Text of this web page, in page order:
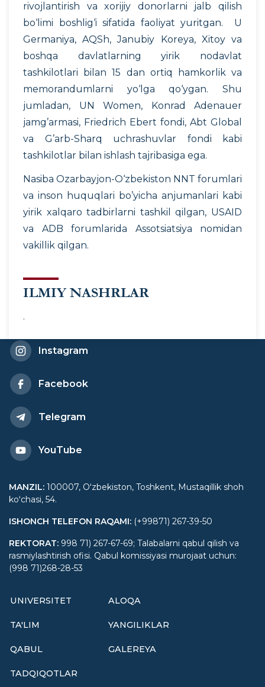
rivojlantirish va xorijiy donorlarni jalb qilish
bo‘limi boshlig‘i sifatida faoliyat yuritgan. U
Germaniya, AQSh, Janubiy Koreya, Xitoy va
boshqa davlatlarning yirik nodavlat
tashkilotlari bilan 15 dan ortiq hamkorlik va
memorandumlarni yo‘lga qo‘ygan. Shu
jumladan, UN Women, Konrad Adenauer
jamg’armasi, Friedrich Ebert fondi, Abt Global
va G’arb-Sharq uchrashuvlar fondi kabi
tashkilotlar bilan ishlash tajribasiga ega.
Nasiba Ozarbayjon-O‘zbekiston NNT forumlari
va inson huquqlari bo’yicha anjumanlari kabi
yirik xalqaro tadbirlarni tashkil qilgan, USAID
va ADB forumlarida Assotsiatsiya nomidan
vakillik qilgan.
ILMIY NASHRLAR
.
Instagram
Facebook
Telegram
YouTube
MANZIL: 100007, Oʻzbekiston, Toshkent, Mustaqillik shoh
koʻchasi, 54.
ISHONCH TELEFON RAQAMI: (+99871) 267-39-50
REKTORAT: 998 71) 267-67-69; Talabalarni qabul qilish va
rasmiylashtirish ofisi. Qabul komissiyasi murojaat uchun:
(998 71)268-28-53
UNIVERSITET
TA'LIM
QABUL
TADQIQOTLAR
ALOQA
YANGILIKLAR
GALEREYA